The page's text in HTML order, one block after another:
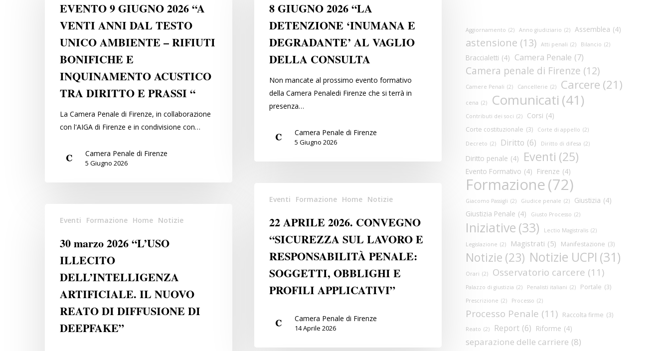
2026
VENTI
TESTO
UNICO
RIFIUTI
ACUSTICO
EVENTO 9 GIUGNO 2026 “A
VENTI ANNI DAL TESTO
UNICO AMBIENTE – RIFIUTI
BONIFICHE E
INQUINAMENTO ACUSTICO
TRA DIRITTO E PRASSI “
La Camera Penale di Firenze, in collaborazione
con l'AIGA di Firenze e in condivisione con…
Camera Penale di Firenze
5 Giugno 2026
DETENZIONE
‘INUMANA
DEGRADANTE’
VAGLIO
DELLA
8 GIUGNO 2026 “LA
DETENZIONE ‘INUMANA E
DEGRADANTE’ AL VAGLIO
DELLA CONSULTA
Non mancate al prossimo evento formativo
della Camera Penaledi Firenze che si terrà in
presenza…
Camera Penale di Firenze
5 Giugno 2026
APRILE
CONVEGNO
“SICUREZZA
RESPONSABILITÀ
SOGGETTI,
Eventi Formazione Home Notizie
22 APRILE 2026. CONVEGNO
“SICUREZZA SUL LAVORO E
RESPONSABILITÀ PENALE:
SOGGETTI, OBBLIGHI E
PROFILI APPLICATIVI”
Camera Penale di Firenze
14 Aprile 2026
marzo
“L’USO
ILLECITO
DELL’INTELLIGENZA
NUOVO
REATO
Eventi Formazione Home Notizie
30 marzo 2026 “L’USO
ILLECITO
DELL’INTELLIGENZA
ARTIFICIALE. IL NUOVO
REATO DI DIFFUSIONE DI
DEEPFAKE”
Aggiornamento (2) Anno giudiziario (2) Assemblea (4)
astensione (13) Atti penali (2) Bilancio (2)
Braccialetti (4) Camera Penale (7)
Camera penale di Firenze (12)
Camere Penali (2) Cancellerie (2) Carcere (21)
cena (2) Comunicati (41)
Contributi dei soci (2) Corsi (4)
Corte costituzionale (3) Corte di appello (2)
Decreto (2) Diritto (6) Diritto di difesa (2)
Diritto penale (4) Eventi (25)
Evento Formativo (4) Firenze (4)
Formazione(72)
Giacomo Passigli (2) Giudice penale (2) Giustizia (4)
Giustizia Penale (4) Giusto Processo (2)
Iniziative (33) Lectio Magistralis (2)
Legislazione (2) Magistrati (5) Manifestazione (3)
Notizie (23) Notizie UCPI (31)
Orari (2) Osservatorio carcere (11)
Palazzo di giustizia (2) Penalisti italiani (2) Portale (3)
Prescrizione (2) Processo (2)
Processo Penale (11) Raccolta firme (3)
Reato (2) Report (6) Riforme (4)
separazione delle carriere (8)